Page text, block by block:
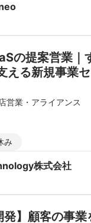
の提案営業
える新規事業
営業・アライアンス
み
株式会社
発】顧客の事